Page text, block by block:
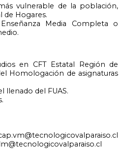
vulnerable de la población,
de Hogares.
Media Completa o
en CFT Estatal Región de
Homologación de asignaturas
llenado del FUAS.